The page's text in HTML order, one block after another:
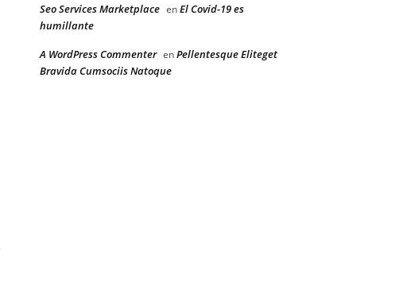
Seo Services Marketplace enEl Covid-19 es
humillante
A WordPress Commenter enPellentesque Eliteget
Bravida Cumsociis Natoque